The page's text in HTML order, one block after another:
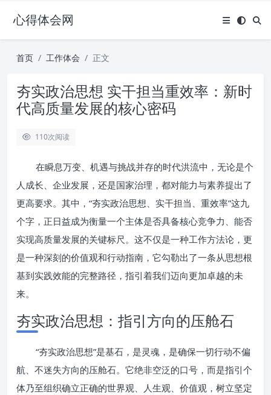
心得体会网
首页 工作体会 正文
夯实政治思想 实干担当重效率：新时
代高质量发展的核心密码
110次阅读
在瞬息万变、机遇与挑战并存的时代洪流中，无论是个
人成长、企业发展，还是国家治理，都对能力与素养提出了
更高要求。其中，“夯实政治思想、实干担当、重效率”这九
个字，正日益成为衡量一个主体是否具备核心竞争力、能否
实现高质量发展的关键标尺。这不仅是一种工作方法论，更
是一种深刻的价值观和行动指南，它勾勒出了一条从思想根
基到实践效能的完整路径，指引着我们迈向更加卓越的未
来。
夯实政治思想：指引方向的压舱石
“夯实政治思想”是基石，是灵魂，是确保一切行动不偏
航、不迷失方向的压舱石。它绝非空泛的口号，而是指引个
体乃至组织确立正确的世界观、人生观、价值观，树立坚定